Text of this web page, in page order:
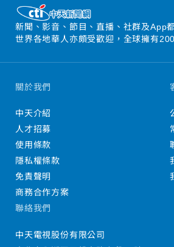
新聞、影音、節目、直播、社群及App
世界各地華人亦頗受歡迎，全球擁有
關於我們
中天介紹
人才招募
使用條款
隱私權條款
免責聲明
商務合作方案
聯絡我們
中天電視股份有限公司